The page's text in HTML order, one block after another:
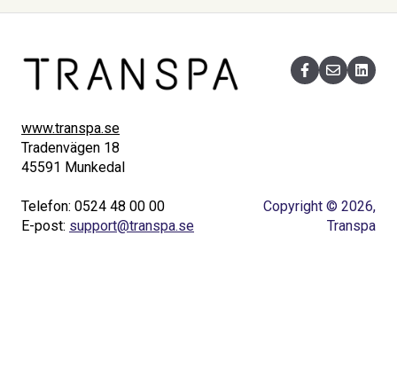
www.transpa.se
Tradenvägen 18
45591 Munkedal
Telefon: 0524 48 00 00
E-post: support@transpa.se
Copyright © 2026,
Transpa